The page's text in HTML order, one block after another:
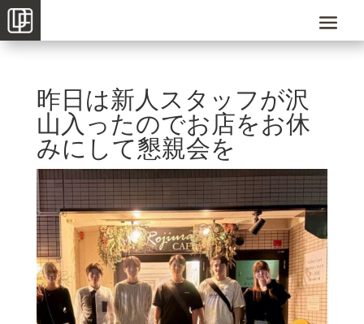
昨日は新人スタッフが沢
山入ったのでお店をお休
みにして懇親会を